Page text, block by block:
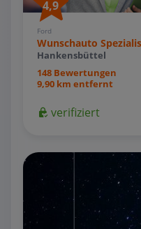
4,9
Ford
Wunschauto
Hankensbüttel
148 Bewertungen
9,90 km entfernt
verifiziert